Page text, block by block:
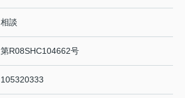
相談
第R08SHC104662号
105320333